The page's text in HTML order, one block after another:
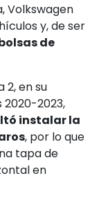
Volkswagen
y, de ser
de
2, en su
2023,
instalar la
, por lo que
tapa de
en